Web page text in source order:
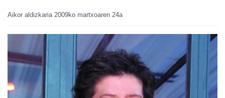
Aikor aldizkaria 2009ko martxoaren 24a